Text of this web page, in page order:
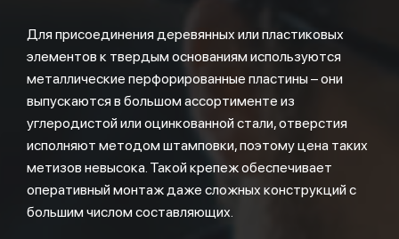
Для присоединения деревянных или пластиковых
элементов к твердым основаниям используются
металлические перфорированные пластины – они
выпускаются в большом ассортименте из
углеродистой или оцинкованной стали, отверстия
исполняют методом штамповки, поэтому цена таких
метизов невысока. Такой крепеж обеспечивает
оперативный монтаж даже сложных конструкций с
большим числом составляющих.